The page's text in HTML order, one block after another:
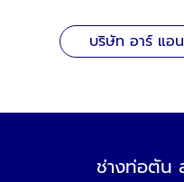
บริษัท อาร์ แอ
ช่างท่อตัน